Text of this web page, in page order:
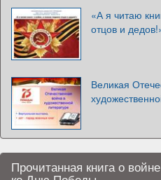
«А я читаю
отцов и
Великая
Прочитанная книга о